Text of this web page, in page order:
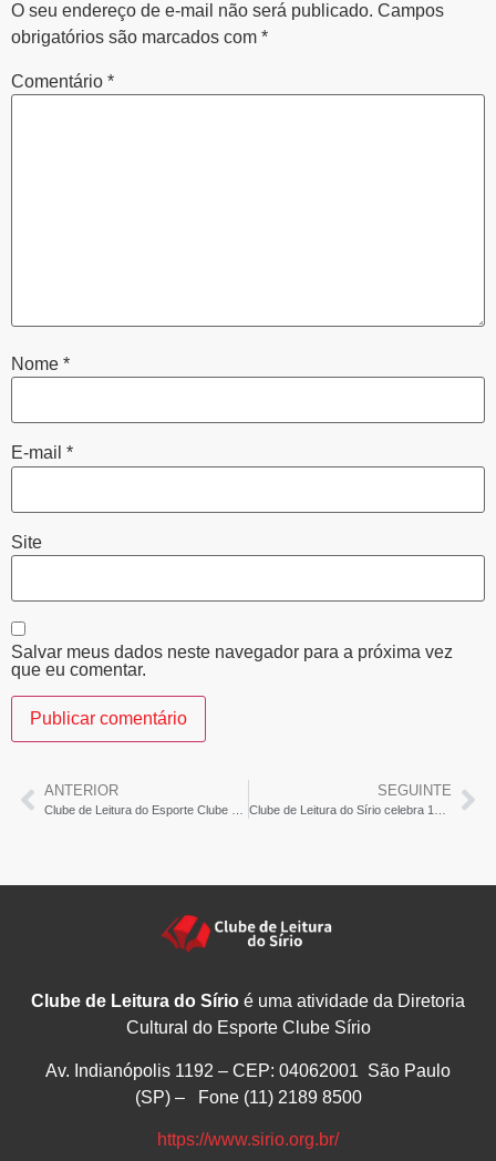
O seu endereço de e-mail não será publicado. Campos
obrigatórios são marcados com *
Comentário *
Nome *
E-mail *
Site
Salvar meus dados neste navegador para a próxima vez
que eu comentar.
ANTERIOR SEGUINTE
Clube de Leitura do Sírio é uma atividade da Diretoria
Cultural do Esporte Clube Sírio
Av. Indianópolis 1192 – CEP: 04062001 São Paulo
(SP) – Fone (11) 2189 8500
https://www.sirio.org.br/